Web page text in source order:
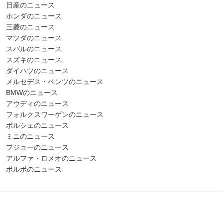
日産のニュース
ホンダのニュース
三菱のニュース
マツダのニュース
スバルのニュース
スズキのニュース
ダイハツのニュース
メルセデス・ベンツのニュース
BMWのニュース
アウディのニュース
フォルクスワーゲンのニュース
ポルシェのニュース
ミニのニュース
プジョーのニュース
アルファ・ロメオのニュース
ボルボのニュース